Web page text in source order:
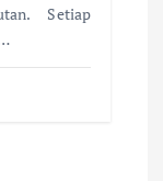
Setiap